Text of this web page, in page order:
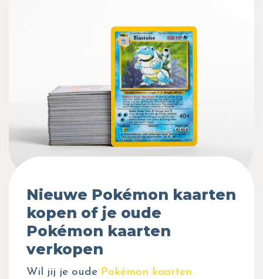
Nieuwe Pokémon kaarten
kopen of je oude
Pokémon kaarten
verkopen
Wil jij je oude Pokémon kaarten